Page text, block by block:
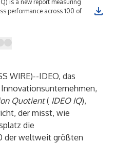
is a new report measuring
performance across 100 of
WIRE)--IDEO, das
Quotient( IDEO IQ),
der misst, wie
die
der weltweit größten